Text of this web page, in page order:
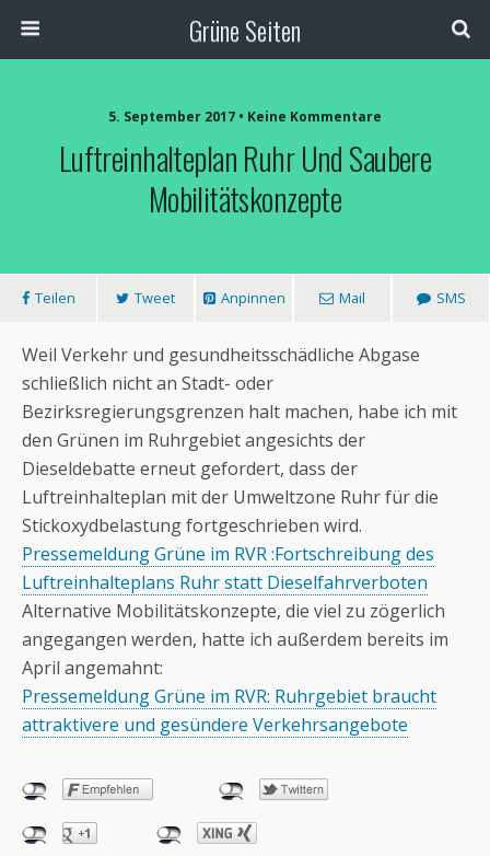
Grüne Seiten
5. September 2017 • Keine Kommentare
Luftreinhalteplan Ruhr Und Saubere
Mobilitätskonzepte
Teilen Tweet Anpinnen Mail SMS
Weil Verkehr und gesundheitsschädliche Abgase
schließlich nicht an Stadt- oder
Bezirksregierungsgrenzen halt machen, habe ich mit
den Grünen im Ruhrgebiet angesichts der
Dieseldebatte erneut gefordert, dass der
Luftreinhalteplan mit der Umweltzone Ruhr für die
Stickoxydbelastung fortgeschrieben wird.
Pressemeldung Grüne im RVR :Fortschreibung des
Luftreinhalteplans Ruhr statt Dieselfahrverboten
Alternative Mobilitätskonzepte, die viel zu zögerlich
angegangen werden, hatte ich außerdem bereits im
April angemahnt:
Pressemeldung Grüne im RVR: Ruhrgebiet braucht
attraktivere und gesündere Verkehrsangebote